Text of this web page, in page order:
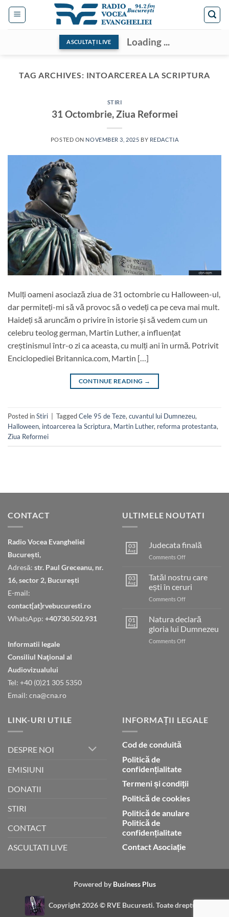
Skip
ASCULTAȚI LIVE Loading ...
TAG ARCHIVES: INTOARCEREA LA SCRIPTURA
STIRI
31 Octombrie, Ziua Reformei
POSTED ON NOVEMBER 3, 2025 BY REDACTIA
Mulți oameni asociază ziua de 31 octombrie cu Halloween-ul,
dar permiteți-mi să vă provoc să o vedeți ca pe ceva mai mult.
Haideți să aruncăm o privire în istorie și să vedem cum un
celebru teolog german, Martin Luther, a influențat
creștinismul într-o zi ca aceasta, cu mulți ani în urmă. Potrivit
Enciclopediei Britannica.com, Martin […]
CONTINUE READING →
Posted inStiri TaggedCele 95 de Teze, cuvantul lui Dumnezeu,
Halloween, intoarcerea la Scriptura, Martin Luther, reforma protestanta,
Ziua Reformei
CONTACT
Radio Vocea Evangheliei
București,
Adresă: str. Paul Greceanu, nr.
16, sector 2, București
E-mail:
contact[at]rvebucuresti.ro
WhatsApp: +40730.502.931
Informatii legale
Consiliul Naţional al
Audiovizualului
Tel: +40 (0)21 305 5350
Email: cna@cna.ro
ULTIMELE NOUTATI
03
Aug
Judecata finală
Comments Offon
03
Aug
Tatăl nostru care
ești în ceruri
Comments Offon
nostru
care
ești
în
01
Aug
Natura declară
gloria lui Dumnezeu
Comments Offon
LINK-URI UTILE
DESPRE NOI
EMISIUNI
DONATII
STIRI
CONTACT
ASCULTATI LIVE
INFORMAȚII LEGALE
Cod de conduită
Politică de
confidențialitate
Termeni și condiții
Politică de cookies
Politică de anulare
Politică de
confidențialitate
Contact Asociație
Powered by Business Plus
Copyright 2026 © RVE Bucuresti. Toate drepturile